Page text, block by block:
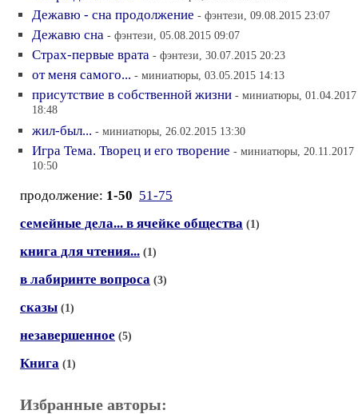
Дежавю - сна продолжение - фэнтези, 09.08.2015 23:07
Дежавю сна - фэнтези, 05.08.2015 09:07
Страх-первые врата - фэнтези, 30.07.2015 20:23
от меня самого... - миниатюры, 03.05.2015 14:13
присутствие в собственной жизни - миниатюры, 01.04.2017
18:48
жил-был... - миниатюры, 26.02.2015 13:30
Игра Тема. Творец и его творение - миниатюры, 20.11.2017
10:50
продолжение: 1-50 51-75
семейные дела... в ячейке общества (1)
книга для чтения... (1)
в лабиринте вопроса (3)
сказы (1)
незавершенное (5)
Книга (1)
Избранные авторы: